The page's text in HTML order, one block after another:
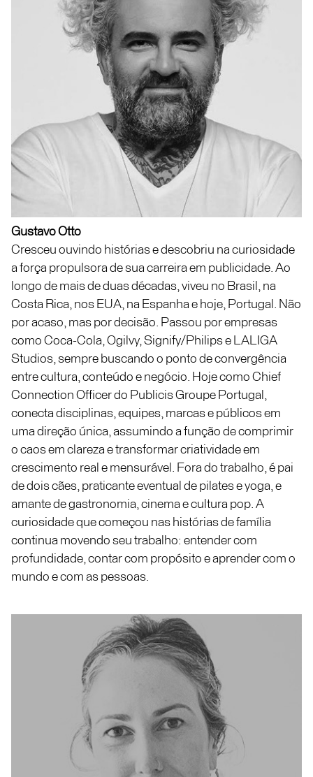
Gustavo Otto
Cresceu ouvindo histórias e descobriu na curiosidade
a força propulsora de sua carreira em publicidade. Ao
longo de mais de duas décadas, viveu no Brasil, na
Costa Rica, nos EUA, na Espanha e hoje, Portugal. Não
por acaso, mas por decisão. Passou por empresas
como Coca-Cola, Ogilvy, Signify/Philips e LALIGA
Studios, sempre buscando o ponto de convergência
entre cultura, conteúdo e negócio. Hoje como Chief
Connection Officer do Publicis Groupe Portugal,
conecta disciplinas, equipes, marcas e públicos em
uma direção única, assumindo a função de comprimir
o caos em clareza e transformar criatividade em
crescimento real e mensurável. Fora do trabalho, é pai
de dois cães, praticante eventual de pilates e yoga, e
amante de gastronomia, cinema e cultura pop. A
curiosidade que começou nas histórias de família
continua movendo seu trabalho: entender com
profundidade, contar com propósito e aprender com o
mundo e com as pessoas.